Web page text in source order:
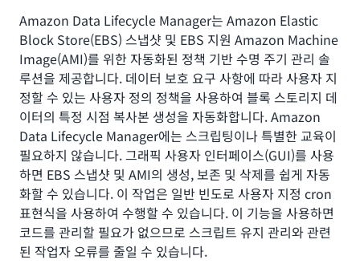
Amazon Data Lifecycle Manager는 Amazon Elastic
Block Store(EBS) 스냅샷 및 EBS 지원 Amazon Machine
Image(AMI)를 위한 자동화된 정책 기반 수명 주기 관리 솔
루션을 제공합니다. 데이터 보호 요구 사항에 따라 사용자 지
정할 수 있는 사용자 정의 정책을 사용하여 블록 스토리지 데
이터의 특정 시점 복사본 생성을 자동화합니다. Amazon
Data Lifecycle Manager에는 스크립팅이나 특별한 교육이
필요하지 않습니다. 그래픽 사용자 인터페이스(GUI)를 사용
하면 EBS 스냅샷 및 AMI의 생성, 보존 및 삭제를 쉽게 자동
화할 수 있습니다. 이 작업은 일반 빈도로 사용자 지정 cron
표현식을 사용하여 수행할 수 있습니다. 이 기능을 사용하면
코드를 관리할 필요가 없으므로 스크립트 유지 관리와 관련
된 작업자 오류를 줄일 수 있습니다.